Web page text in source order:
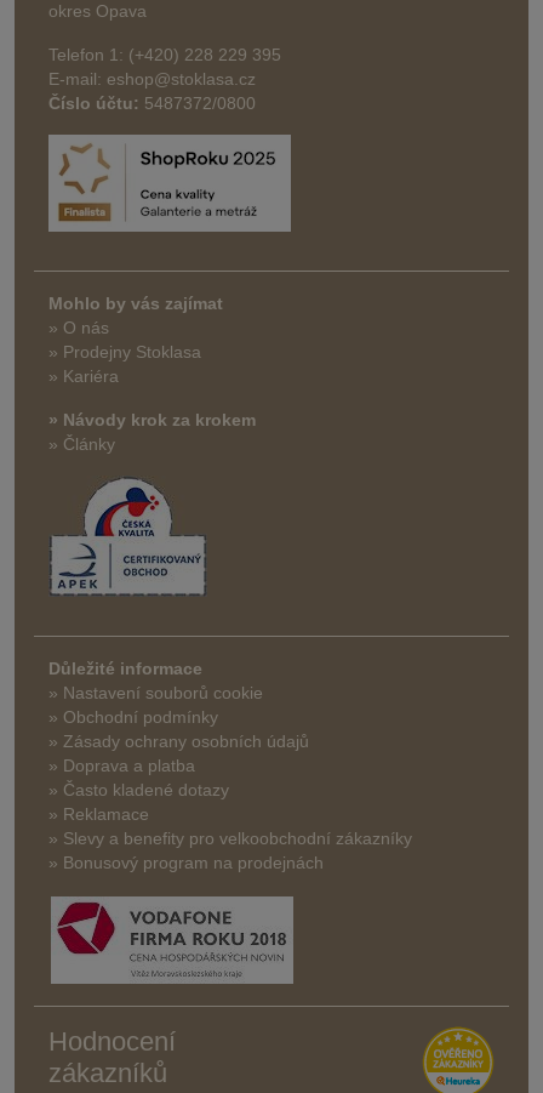
okres Opava
Telefon 1: (+420) 228 229 395
E-mail: eshop@stoklasa.cz
Číslo účtu: 5487372/0800
Mohlo by vás zajímat
» O nás
» Prodejny Stoklasa
» Kariéra
» Návody krok za krokem
» Články
Důležité informace
» Nastavení souborů cookie
» Obchodní podmínky
» Zásady ochrany osobních údajů
» Doprava a platba
» Často kladené dotazy
» Reklamace
» Slevy a benefity pro velkoobchodní zákazníky
» Bonusový program na prodejnách
Hodnocení
zákazníků